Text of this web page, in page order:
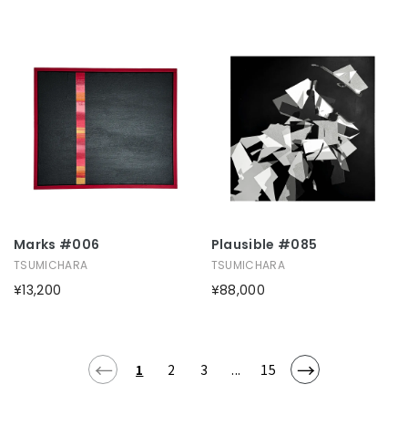
Marks #006
TSUMICHARA
¥13,200
Plausible #085
TSUMICHARA
¥88,000
← 1 2 3 ... 15 →